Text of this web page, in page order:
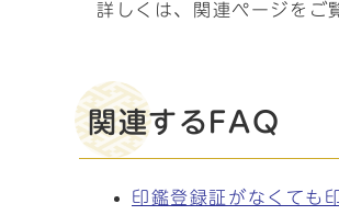
詳しくは、関連ページをご
関連するFAQ
印鑑登録証がなくても